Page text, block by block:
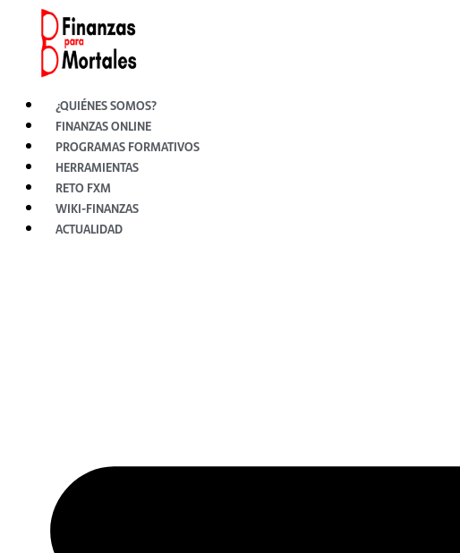
contenido
¿QUIÉNES SOMOS?
FINANZAS ONLINE
PROGRAMAS FORMATIVOS
HERRAMIENTAS
RETO FXM
WIKI-FINANZAS
ACTUALIDAD